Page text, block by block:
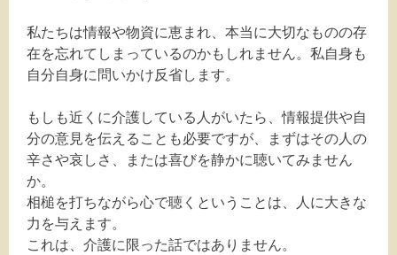
私たちは情報や物資に恵まれ、本当に大切なものの存
在を忘れてしまっているのかもしれません。私自身も
自分自身に問いかけ反省します。
もしも近くに介護している人がいたら、情報提供や自
分の意見を伝えることも必要ですが、まずはその人の
辛さや哀しさ、または喜びを静かに聴いてみません
か。
相槌を打ちながら心で聴くということは、人に大きな
力を与えます。
これは、介護に限った話ではありません。